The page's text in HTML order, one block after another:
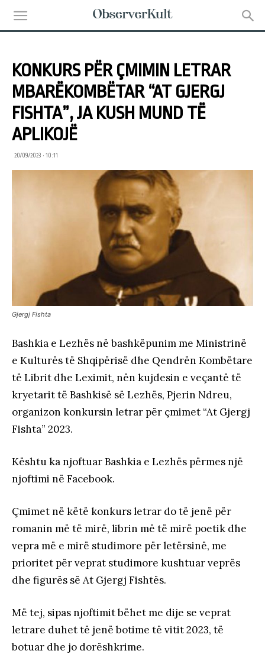
KONKURS PËR ÇMIMIN LETRAR
MBARËKOMBËTAR “AT GJERGJ
FISHTA”, JA KUSH MUND TË
APLIKOJË
20/09/2023 • 10:11
Gjergj Fishta
Bashkia e Lezhës në bashkëpunim me Ministrinë
e Kulturës të Shqipërisë dhe Qendrën Kombëtare
të Librit dhe Leximit, nën kujdesin e veçantë të
kryetarit të Bashkisë së Lezhës, Pjerin Ndreu,
organizon konkursin letrar për çmimet “At Gjergj
Fishta” 2023.
Kështu ka njoftuar Bashkia e Lezhës përmes një
njoftimi në Facebook.
Çmimet në këtë konkurs letrar do të jenë për
romanin më të mirë, librin më të mirë poetik dhe
vepra më e mirë studimore për letërsinë, me
prioritet për veprat studimore kushtuar veprës
dhe figurës së At Gjergj Fishtës.
Më tej, sipas njoftimit bëhet me dije se veprat
letrare duhet të jenë botime të vitit 2023, të
botuar dhe jo dorëshkrime.